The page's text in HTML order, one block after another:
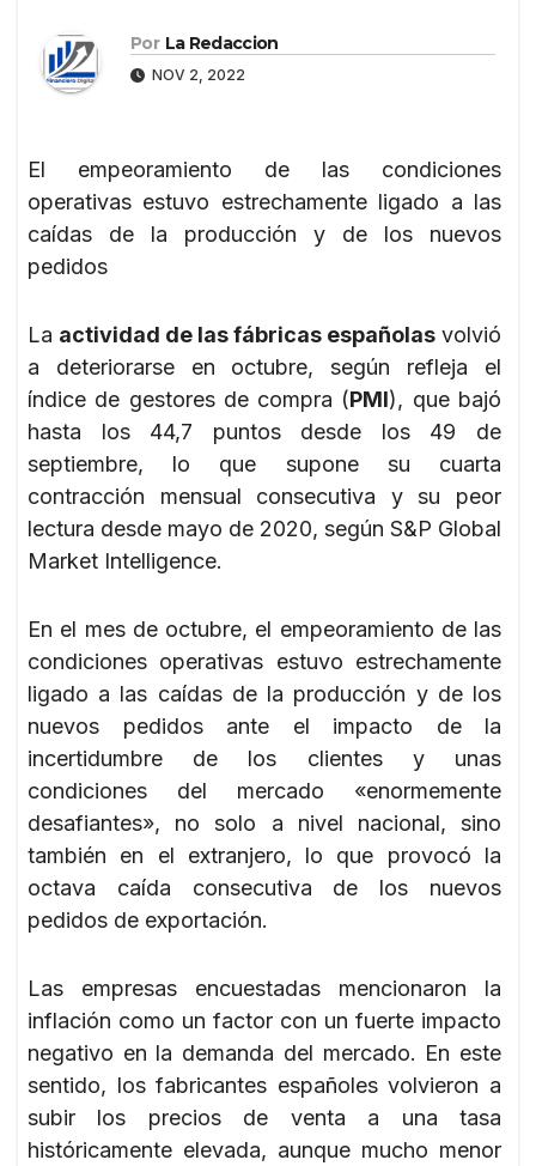
Por La Redaccion
NOV 2, 2022
El empeoramiento de las condiciones
operativas estuvo estrechamente ligado a las
caídas de la producción y de los nuevos
pedidos
La actividad de las fábricas españolas volvió
a deteriorarse en octubre, según refleja el
índice de gestores de compra (PMI), que bajó
hasta los 44,7 puntos desde los 49 de
septiembre, lo que supone su cuarta
contracción mensual consecutiva y su peor
lectura desde mayo de 2020, según S&P Global
Market Intelligence.
En el mes de octubre, el empeoramiento de las
condiciones operativas estuvo estrechamente
ligado a las caídas de la producción y de los
nuevos pedidos ante el impacto de la
incertidumbre de los clientes y unas
condiciones del mercado «enormemente
desafiantes», no solo a nivel nacional, sino
también en el extranjero, lo que provocó la
octava caída consecutiva de los nuevos
pedidos de exportación.
Las empresas encuestadas mencionaron la
inflación como un factor con un fuerte impacto
negativo en la demanda del mercado. En este
sentido, los fabricantes españoles volvieron a
subir los precios de venta a una tasa
históricamente elevada, aunque mucho menor